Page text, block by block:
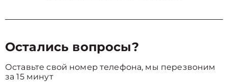
Остались вопросы?
Оставьте свой номер телефона, мы перезвоним
за 15 минут